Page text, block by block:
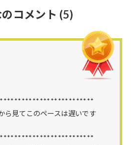
コメント (5)
ら見てこのペースは遅いです